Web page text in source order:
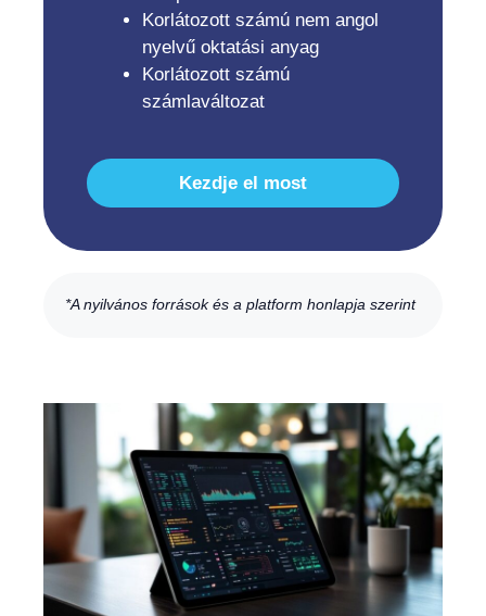
Korlátozott számú nem angol
nyelvű oktatási anyag
Korlátozott számú
számlaváltozat
Kezdje el most
*A nyilvános források és a platform honlapja szerint